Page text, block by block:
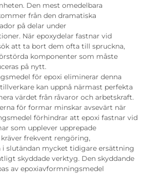
Den mest omedelbara
från den dramatiska
på delar under
När epoxydelar fastnar vid
att ta bort dem ofta till spruckna,
komponenter som måste
på nytt.
för epoxi eliminerar denna
kan uppnå närmast perfekta
värdet från råvaror och arbetskraft.
för formar minskar avsevärt när
förhindrar att epoxi fastnar vid
som upplever upprepade
frekvent rengöring,
slutändan mycket tidigare ersättning
skyddade verktyg. Den skyddande
av epoxiavformningsmedel